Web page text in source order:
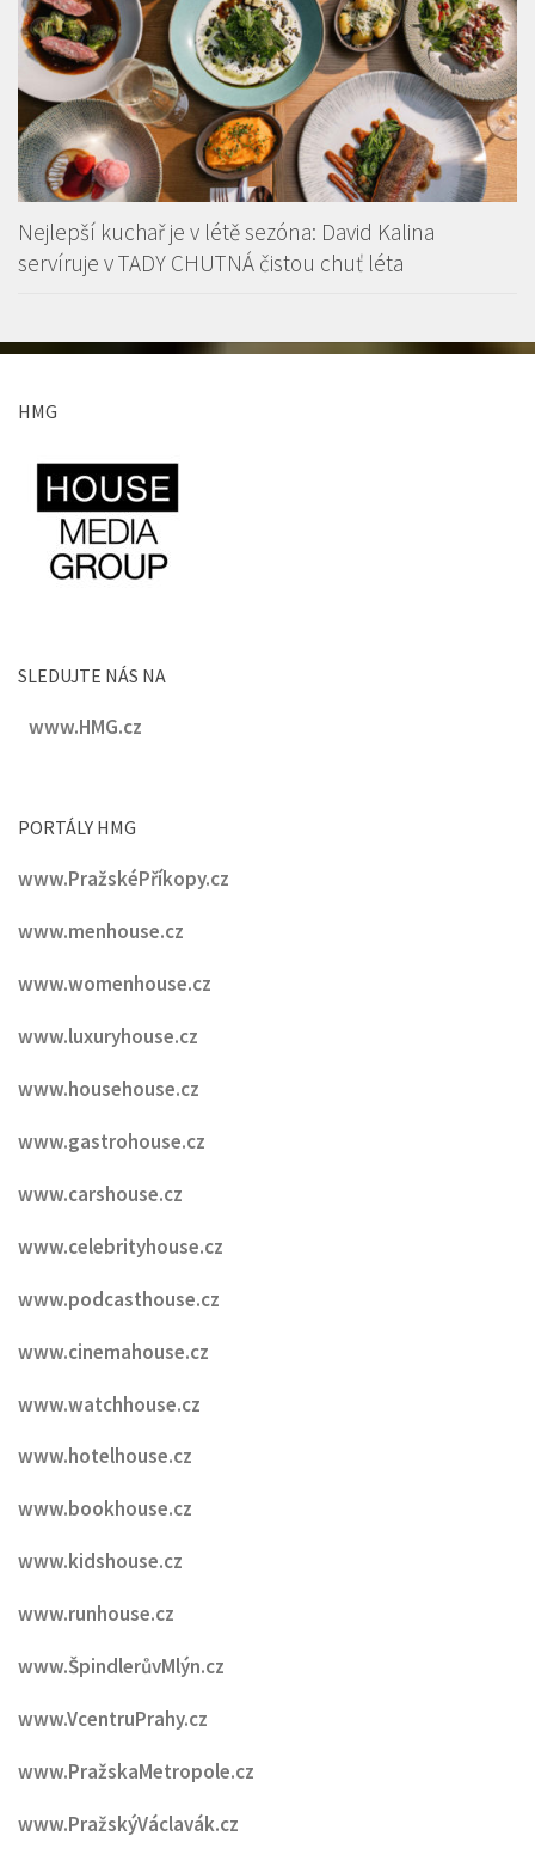
Nejlepší kuchař je v létě sezóna: David Kalina
servíruje v TADY CHUTNÁ čistou chuť léta
HMG
SLEDUJTE NÁS NA
www.HMG.cz
PORTÁLY HMG
www.PražskéPříkopy.cz
www.menhouse.cz
www.womenhouse.cz
www.luxuryhouse.cz
www.househouse.cz
www.gastrohouse.cz
www.carshouse.cz
www.celebrityhouse.cz
www.podcasthouse.cz
www.cinemahouse.cz
www.watchhouse.cz
www.hotelhouse.cz
www.bookhouse.cz
www.kidshouse.cz
www.runhouse.cz
www.ŠpindlerůvMlýn.cz
www.VcentruPrahy.cz
www.PražskaMetropole.cz
www.PražskýVáclavák.cz